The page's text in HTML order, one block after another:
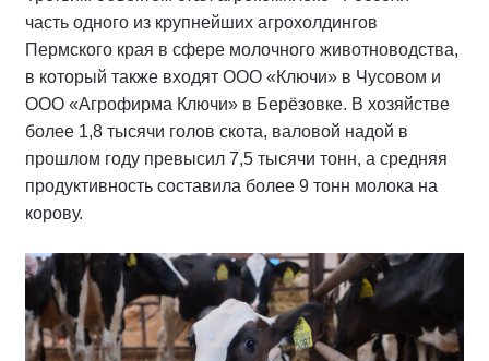
часть одного из крупнейших агрохолдингов
Пермского края в сфере молочного животноводства,
в который также входят ООО «Ключи» в Чусовом и
ООО «Агрофирма Ключи» в Берёзовке. В хозяйстве
более 1,8 тысячи голов скота, валовой надой в
прошлом году превысил 7,5 тысячи тонн, а средняя
продуктивность составила более 9 тонн молока на
корову.